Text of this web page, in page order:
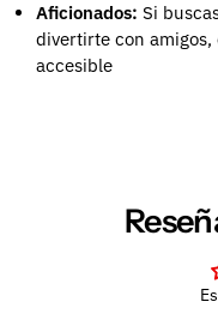
Aficionados: Si
divertirte con amigos,
accesible